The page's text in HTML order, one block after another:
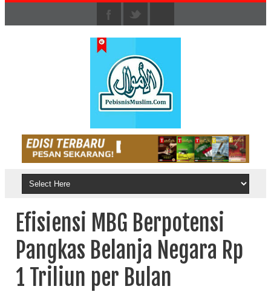
Efisiensi MBG Berpotensi
Pangkas Belanja Negara Rp
1 Triliun per Bulan